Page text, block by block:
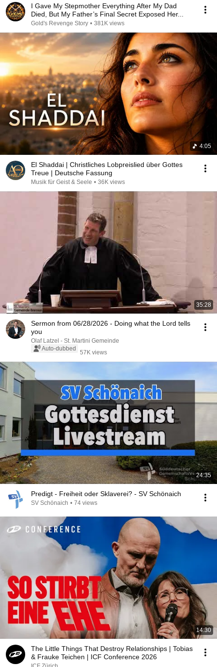
I Gave My Stepmother Everything After My Dad
Died, But My Father’s Final Secret Exposed Her...
Gold's Revenge Story • 381K views
4:05
El Shaddai | Christliches Lobpreislied über Gottes
Treue | Deutsche Fassung
Musik für Geist & Seele • 36K views
35:28
Sermon from 06/28/2026 - Doing what the Lord tells
you
Olaf Latzel - St. Martini Gemeinde
Auto-dubbed
57K views
24:35
Predigt - Freiheit oder Sklaverei? - SV Schönaich
SV Schönaich • 74 views
14:30
The Little Things That Destroy Relationships | Tobias
& Frauke Teichen | ICF Conference 2026